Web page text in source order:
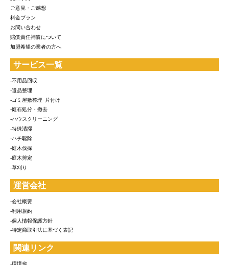
ご意見・ご感想
料金プラン
お問い合わせ
賠償責任補償について
加盟希望の業者の方へ
サービス一覧
-不用品回収
-遺品整理
-ゴミ屋敷整理･片付け
-庭石処分・撤去
-ハウスクリーニング
-特殊清掃
-ハチ駆除
-庭木伐採
-庭木剪定
-草刈り
運営会社
-会社概要
-利用規約
-個人情報保護方針
-特定商取引法に基づく表記
関連リンク